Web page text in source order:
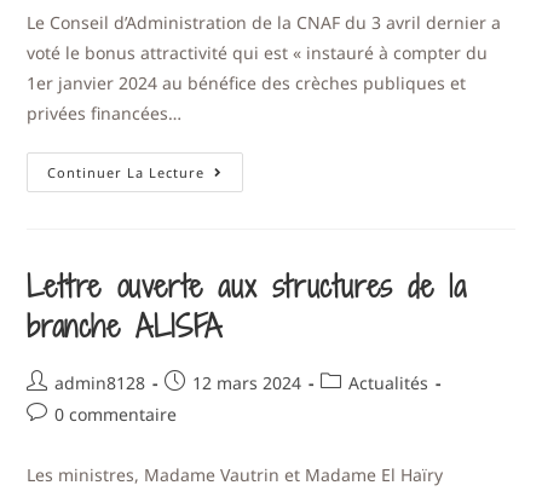
Le Conseil d’Administration de la CNAF du 3 avril dernier a
voté le bonus attractivité qui est « instauré à compter du
1er janvier 2024 au bénéfice des crèches publiques et
privées financées…
Continuer La Lecture
Lettre ouverte aux structures de la
branche ALISFA
admin8128 12 mars 2024
Actualités
0 commentaire
Les ministres, Madame Vautrin et Madame El Haïry